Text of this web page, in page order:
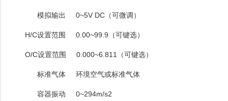
模拟输出 0~5V DC （可微调）
H/C设置范围 0.00~99.9 （可键选）
O/C设置范围 0.000~6.811 （可键选）
标准气体 环境空气或标准气体
容器振动 0~294m/s2